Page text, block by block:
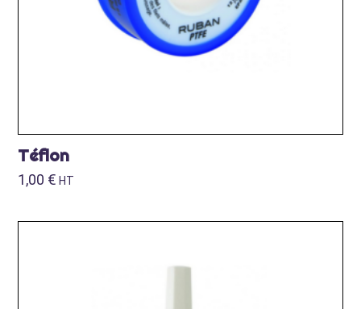
Téflon
1,00 € HT